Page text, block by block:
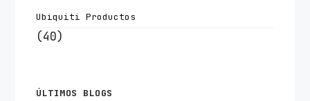
Ubiquiti Productos
(40)
ÚLTIMOS BLOGS